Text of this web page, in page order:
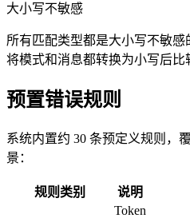
大小写不敏感
所有匹配类型都是大小写不敏感
将模式和消息都转换为小写后比
预置错误规则
系统内置约 30 条预定义规则，
景：
规则类别 说明
Token